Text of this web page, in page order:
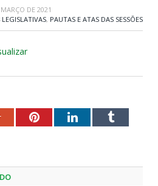
DE 2021
, PAUTAS E ATAS DAS SESSÕES
Google+PinterestLinkedInTumblr